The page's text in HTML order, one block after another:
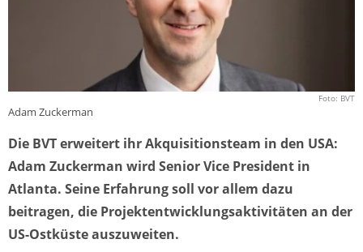
Foto: BVT
Adam Zuckerman
Die BVT erweitert ihr Akquisitionsteam in den USA:
Adam Zuckerman wird Senior Vice President in
Atlanta. Seine Erfahrung soll vor allem dazu
beitragen, die Projektentwicklungsaktivitäten an der
US-Ostküste auszuweiten.